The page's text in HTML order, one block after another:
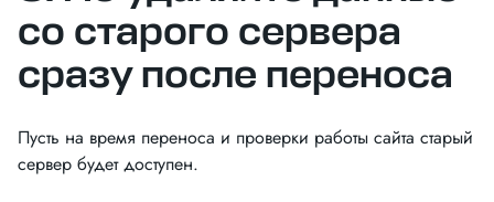
со старого сервера
сразу после переноса
Пусть на время переноса и проверки работы сайта старый
сервер будет доступен.